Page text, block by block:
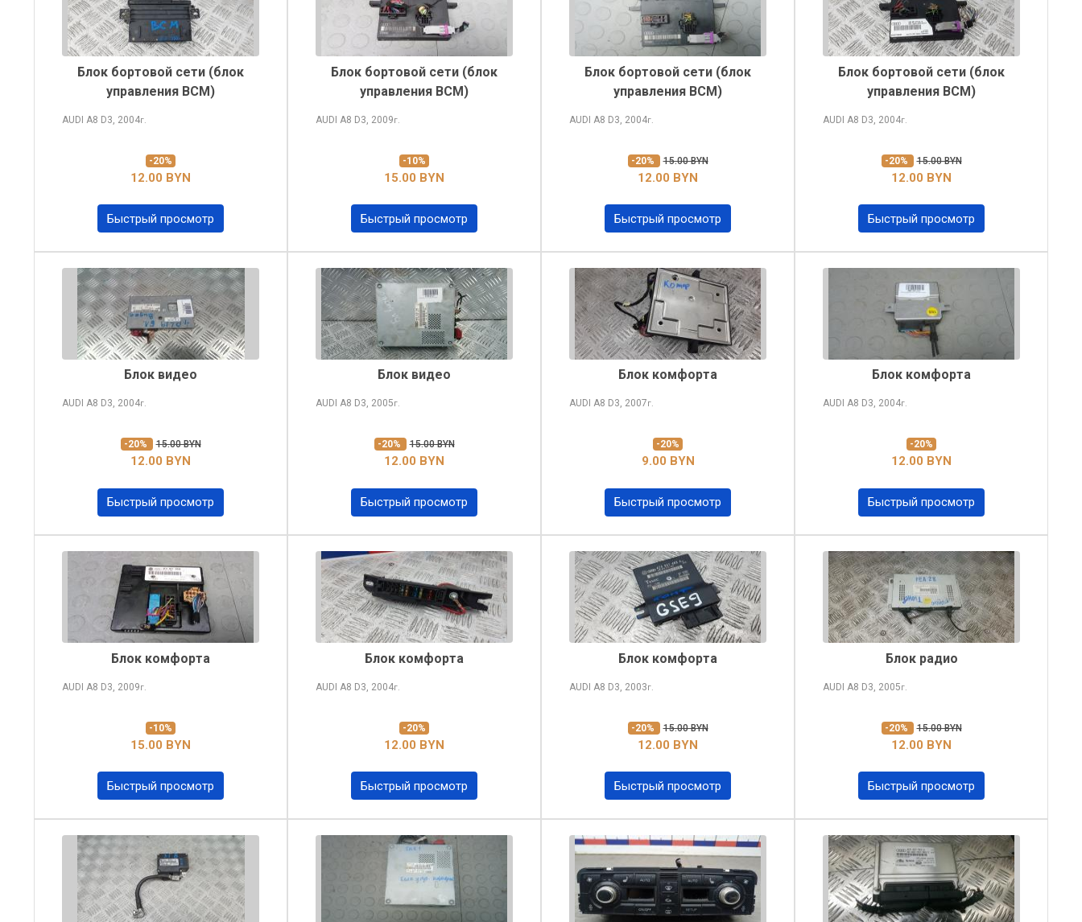
Блок бортовой сети (блок
управления BCM)
AUDI A8 D3, 2004г.
-20%
12.00 BYN
Быстрый просмотр
Блок бортовой сети (блок
управления BCM)
AUDI A8 D3, 2009г.
-10%
15.00 BYN
Быстрый просмотр
Блок бортовой сети (блок
управления BCM)
AUDI A8 D3, 2004г.
-20% 15.00 BYN
12.00 BYN
Быстрый просмотр
Блок бортовой сети (блок
управления BCM)
AUDI A8 D3, 2004г.
-20% 15.00 BYN
12.00 BYN
Быстрый просмотр
Блок видео
AUDI A8 D3, 2004г.
-20% 15.00 BYN
12.00 BYN
Быстрый просмотр
Блок видео
AUDI A8 D3, 2005г.
-20% 15.00 BYN
12.00 BYN
Быстрый просмотр
Блок комфорта
AUDI A8 D3, 2007г.
-20%
9.00 BYN
Быстрый просмотр
Блок комфорта
AUDI A8 D3, 2004г.
-20%
12.00 BYN
Быстрый просмотр
Блок комфорта
AUDI A8 D3, 2009г.
-10%
15.00 BYN
Быстрый просмотр
Блок комфорта
AUDI A8 D3, 2004г.
-20%
12.00 BYN
Быстрый просмотр
Блок комфорта
AUDI A8 D3, 2003г.
-20% 15.00 BYN
12.00 BYN
Быстрый просмотр
Блок радио
AUDI A8 D3, 2005г.
-20% 15.00 BYN
12.00 BYN
Быстрый просмотр